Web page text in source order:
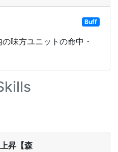
Buff
味方ユニットの命中・
昇【森